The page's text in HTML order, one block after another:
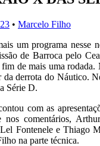
• Marcelo Filho
um programa nesse
de Barroca pelo
de mais uma rodada.
da derrota do Náutico.
Série D.
com as
nos comentários,
Fontenele e Thiago
na parte técnica.